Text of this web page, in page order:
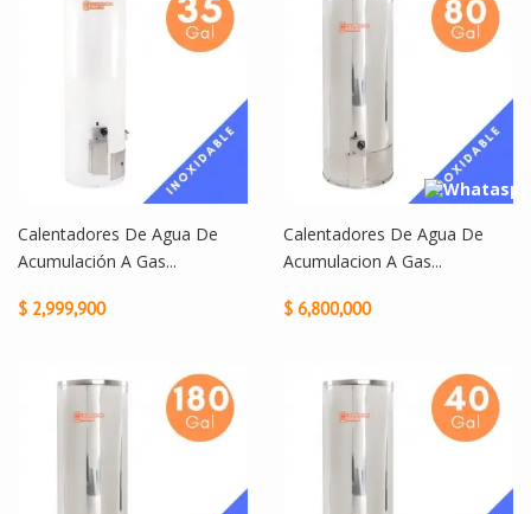
Calentadores De Agua De
Acumulación A Gas...
$ 2,999,900
Calentadores De Agua De
Acumulacion A Gas...
$ 6,800,000